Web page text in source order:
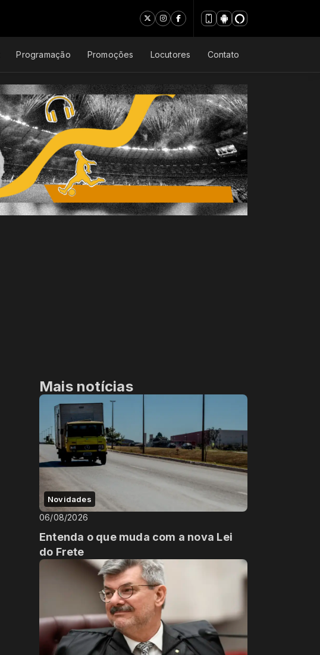
Programação Promoções Locutores Contato
Mais notícias
Novidades
06/08/2026
Entenda o que muda com a nova Lei
do Frete